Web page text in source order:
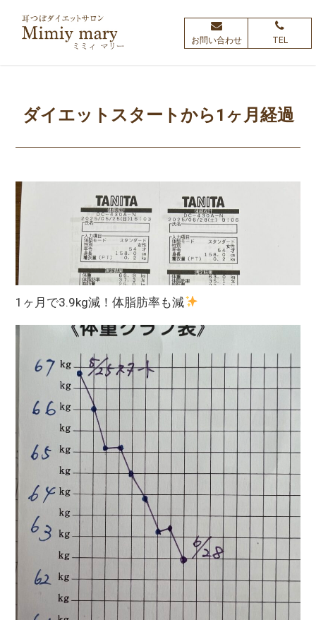
お問い合わせ TEL
ダイエットスタートから1ヶ月経過
1ヶ月で3.9kg減！体脂肪率も減